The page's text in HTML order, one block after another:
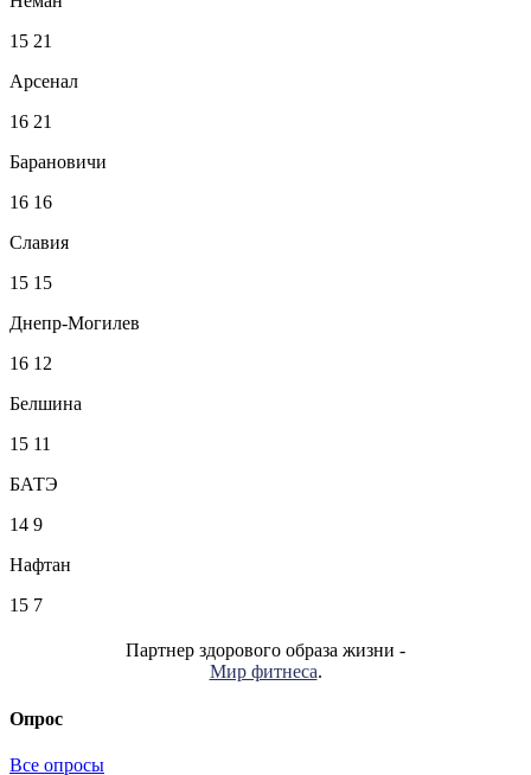
15 21
Арсенал
16 21
Барановичи
16 16
Славия
15 15
Днепр-Могилев
16 12
Белшина
15 11
БАТЭ
14 9
Нафтан
15 7
Партнер здорового образа жизни -
Мир фитнеса.
Опрос
Все опросы